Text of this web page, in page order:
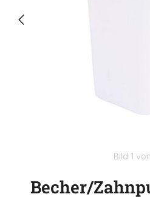
Bild 1
Becher/